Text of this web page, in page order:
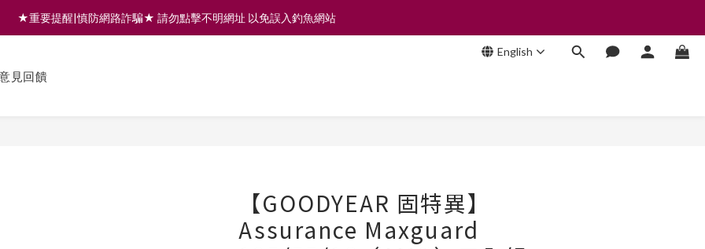
註冊會員享200元購物金 | 全館滿999免運 | 可門市取貨/安裝
★重要提醒|慎防網路詐騙★ 請勿點擊不明網址 以免誤入釣魚網站
English
見回饋
【GOODYEAR 固特異】
Assurance Maxguard